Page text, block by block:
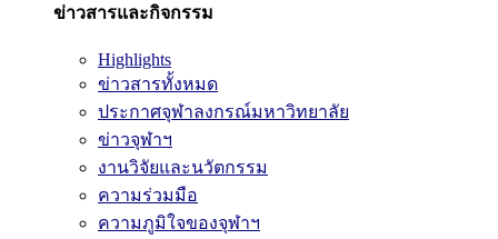
ข่าวสารและกิจกรรม
Highlights
ข่าวสารทั้งหมด
ประกาศจุฬาลงกรณ์มหาวิทยาลัย
ข่าวจุฬาฯ
งานวิจัยและนวัตกรรม
ความร่วมมือ
ความภูมิใจของจุฬาฯ